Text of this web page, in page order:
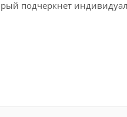
подчеркнет